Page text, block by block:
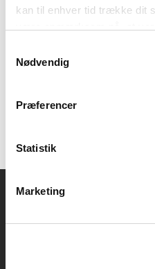
kan til enhver tid trække dit
tilbagetrækker et samtykke.
Nødvendig
Præferencer
Statistik
Marketing
nye fagbøger og lærebøger eller
gode tilbud.
Du kan se, hvad vi bruger dine